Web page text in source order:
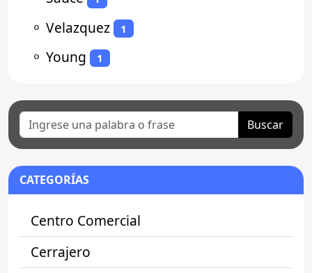
⚬ Velazquez 1
⚬ Young 1
Buscar
CATEGORÍAS
Centro Comercial
Cerrajero